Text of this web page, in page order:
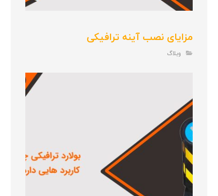
مزایای نصب آینه ترافیکی
وبلاگ